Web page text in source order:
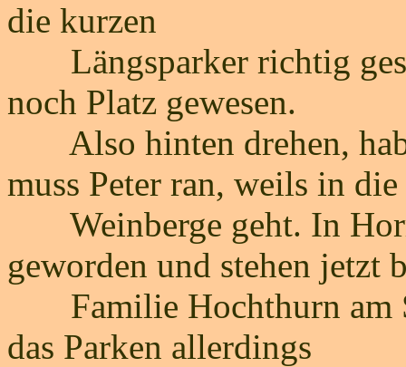
die kurzen
Längsparker richtig
noch Platz gewesen.
Also hinten drehen,
muss Peter ran, weils in die
Weinberge geht. In
geworden und stehen jetzt
Familie Hochthurn am
das Parken allerdings